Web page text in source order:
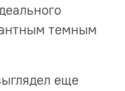
темным
еще